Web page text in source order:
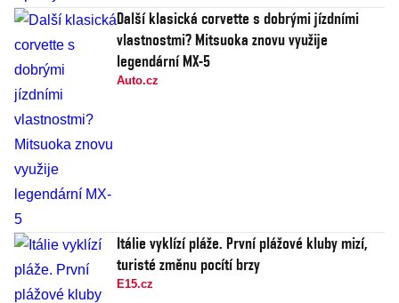
Další klasická corvette s dobrými jízdními
vlastnostmi? Mitsuoka znovu využije
legendární MX-5
Auto.cz
Itálie vyklízí pláže. První plážové kluby mizí,
turisté změnu pocítí brzy
E15.cz